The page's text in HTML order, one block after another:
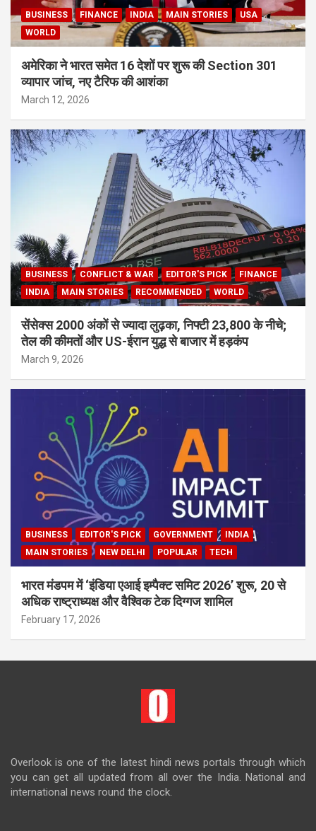
BUSINESS FINANCE INDIA MAIN STORIES
USA
WORLD
अमेरिका ने भारत समेत 16 देशों पर शुरू की Section 301
व्यापार जांच, नए टैरिफ की आशंका
March 12, 2026
BUSINESS CONFLICT & WAR EDITOR'S PICK
FINANCE
INDIA
MAIN STORIES RECOMMENDED WORLD
सेंसेक्स 2000 अंकों से ज्यादा लुढ़का, निफ्टी 23,800 के नीचे;
तेल की कीमतों और US-ईरान युद्ध से बाजार में हड़कंप
March 9, 2026
BUSINESS EDITOR'S PICK GOVERNMENT
INDIA
MAIN STORIES
NEW DELHI POPULAR TECH
भारत मंडपम में ‘इंडिया एआई इम्पैक्ट समिट 2026’ शुरू, 20 से
अधिक राष्ट्राध्यक्ष और वैश्विक टेक दिग्गज शामिल
February 17, 2026
Overlook is one of the latest hindi news portals through which
you can get all updated from all over the India. National and
international news round the clock.